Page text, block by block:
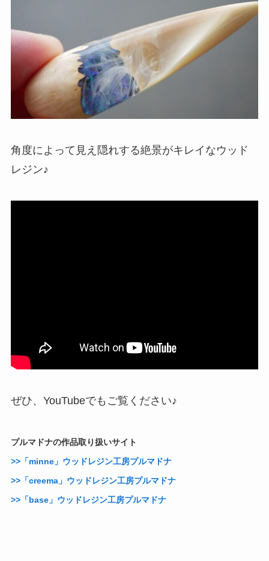
角度によって見え隠れする絶景がキレイなウッド
レジン♪
ぜひ、YouTubeでもご覧ください♪
プルマドナの作品取り扱いサイト
>>「minne」ウッドレジン工房プルマドナ
>>「creema」ウッドレジン工房プルマドナ
>>「base」ウッドレジン工房プルマドナ